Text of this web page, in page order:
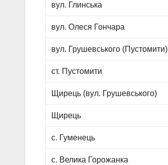
вул. Глинська
вул. Олеся Гончара
вул. Грушевського (Пустомити)
ст. Пустомити
Щирець (вул. Грушевського)
Щирець
с. Гуменець
с. Велика Горожанка